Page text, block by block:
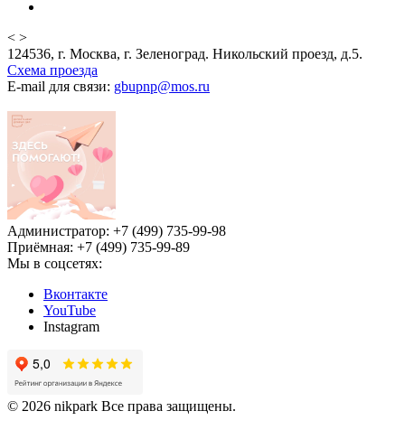
< >
124536, г. Москва, г. Зеленоград. Никольский проезд, д.5.
Схема проезда
E-mail для связи: gbupnp@mos.ru
Администратор: +7 (499) 735-99-98
Приёмная: +7 (499) 735-99-89
Мы в соцсетях:
Вконтакте
YouTube
Instagram
© 2026 nikpark Все права защищены.